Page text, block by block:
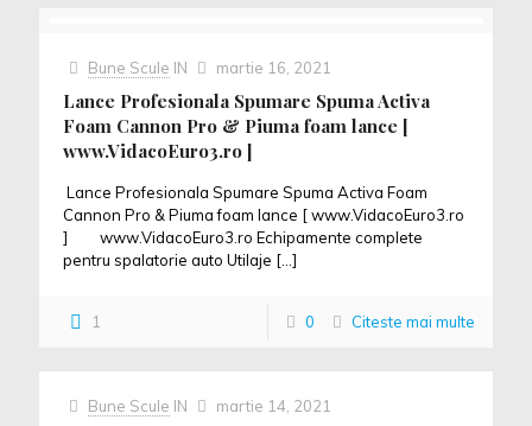
Bune Scule IN martie 16, 2021
Lance Profesionala Spumare Spuma Activa
Foam Cannon Pro & Piuma foam lance [
www.VidacoEuro3.ro ]
Lance Profesionala Spumare Spuma Activa Foam
Cannon Pro & Piuma foam lance [ www.VidacoEuro3.ro
] www.VidacoEuro3.ro Echipamente complete
pentru spalatorie auto Utilaje […]
1 0 Citeste mai multe
Bune Scule IN martie 14, 2021